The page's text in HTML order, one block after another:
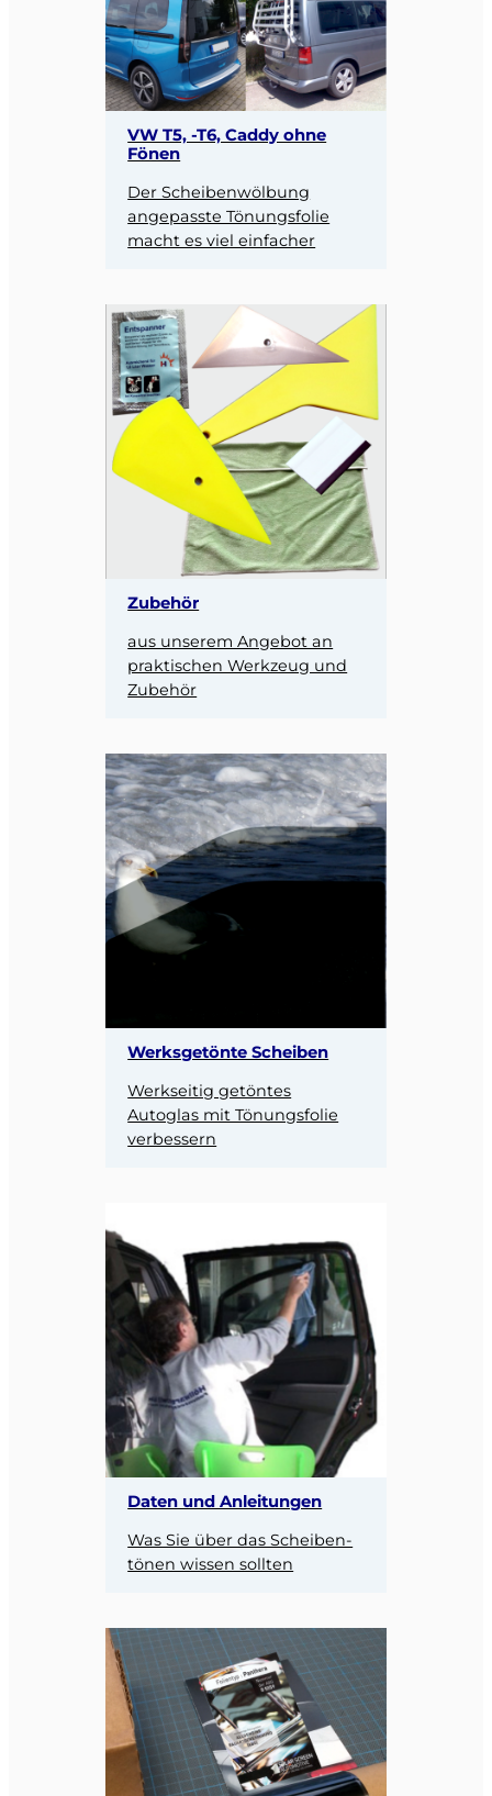
VW T5, -T6, Caddy ohne
Fönen
Der Scheibenwölbung
angepasste Tönungsfolie
macht es viel einfacher
Zubehör
aus unserem Angebot an
praktischen Werkzeug und
Zubehör
Werksgetönte Scheiben
Werkseitig getöntes
Autoglas mit Tönungsfolie
verbessern
Daten und Anleitungen
Was Sie über das Scheiben-
tönen wissen sollten